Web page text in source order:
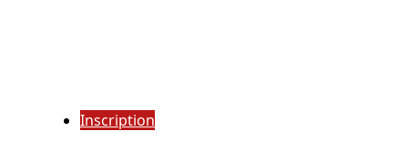
Inscription